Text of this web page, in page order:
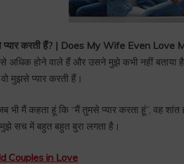
प्यार करती हैं? | Does My Wife Even
अधिक होने वाले हैं और उसने मुझे कभी नहीं बताया
मुझसे प्यार करती हैं।
भी मैं कहता हूं कि “मैं तुमसे प्यार करता हूं”, वह
सच में बहुत बहुत बुरा लगता है।
Couples in Love